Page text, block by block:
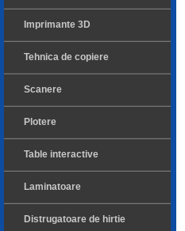
Imprimante 3D
Tehnica de copiere
Scanere
Plotere
Table interactive
Laminatoare
Distrugatoare de hirtie